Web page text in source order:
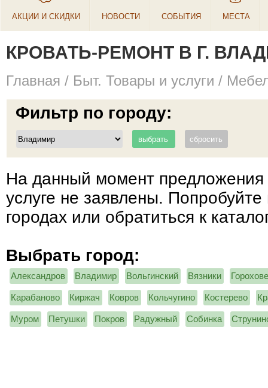
АКЦИИ И СКИДКИ НОВОСТИ СОБЫТИЯ МЕСТА
КРОВАТЬ-РЕМОНТ В Г.
Главная / Быт. Товары и услуги /
Фильтр по городу:
На данный момент предложения
услуге не заявлены. Попробуйте
городах или обратиться к
Выбрать город:
Александров Владимир Вольгинский Вязники
Карабаново Киржач Ковров Кольчугино Костерево
Муром Петушки Покров Радужный Собинка